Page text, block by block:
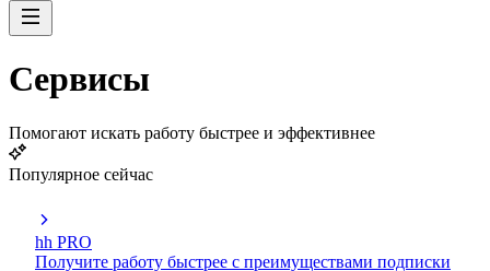
Сервисы
Помогают искать работу быстрее и эффективнее
Популярное сейчас
hh PRO
Получите работу быстрее с преимуществами подписки